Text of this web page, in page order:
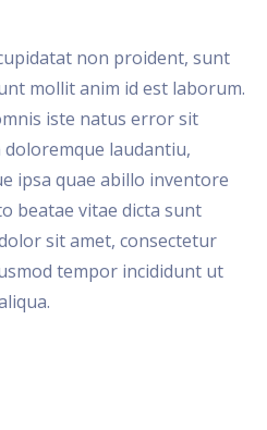
non proident, sunt
mollit anim id est laborum.
iste natus error sit
laudantiu,
ipsa quae abillo inventore
beatae vitae dicta sunt
sit amet, consectetur
tempor incididunt ut